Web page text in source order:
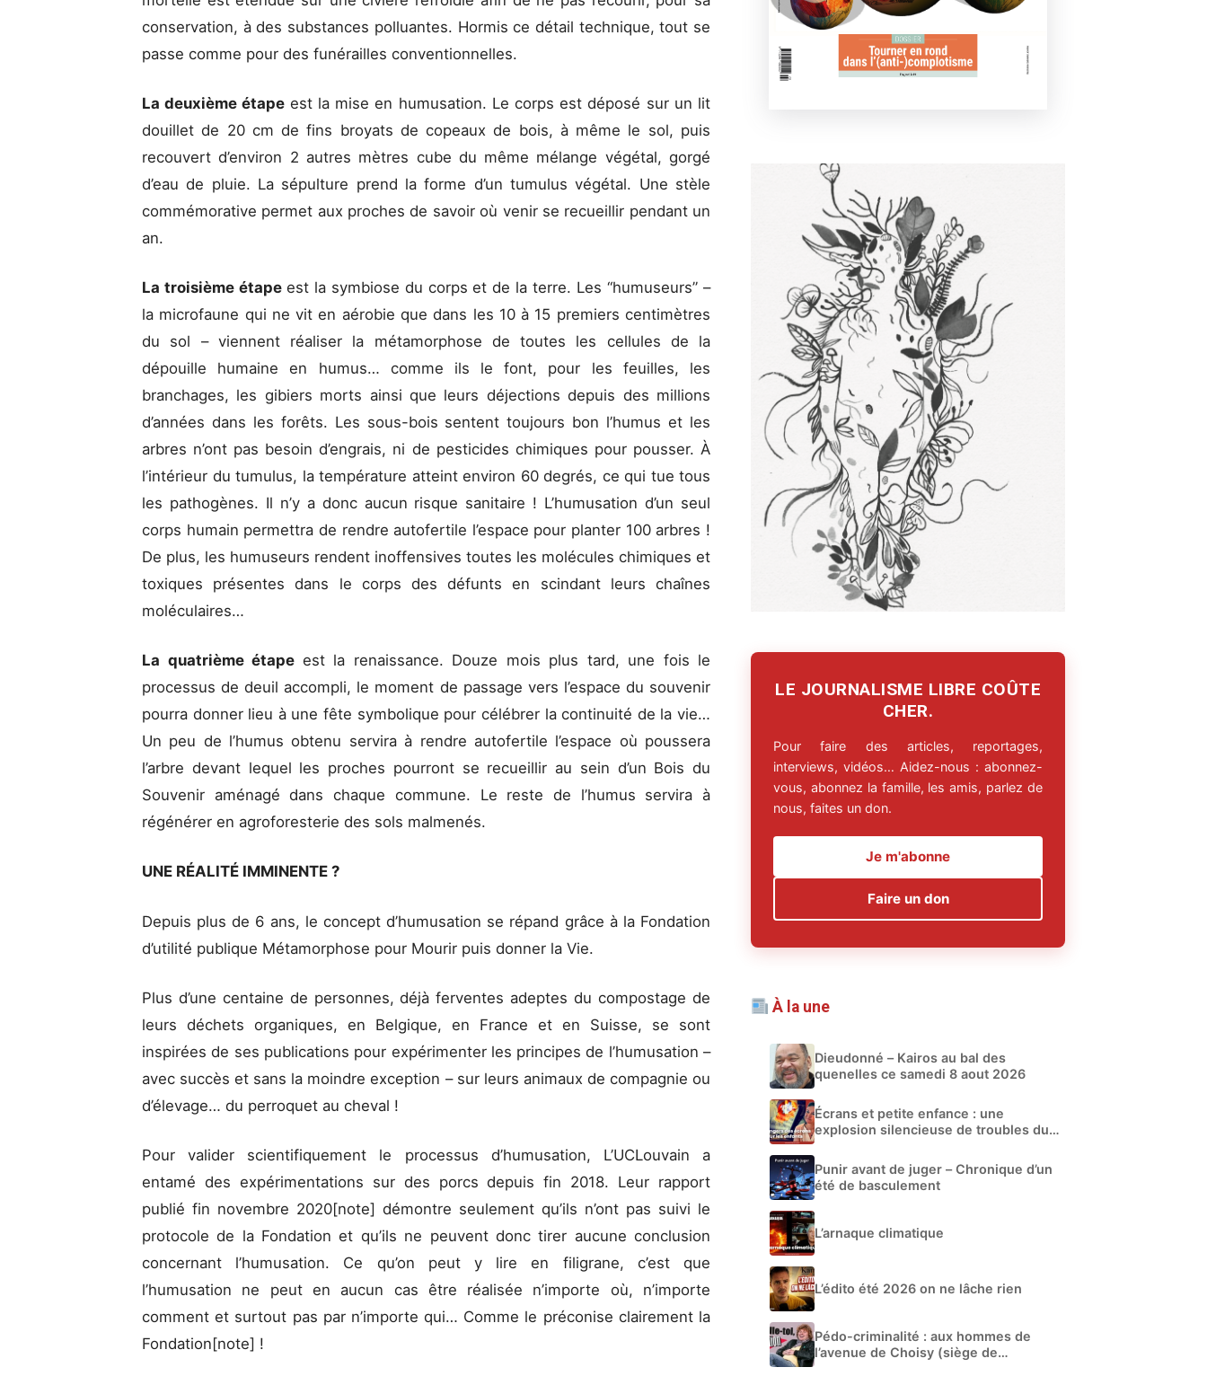
conservation, à des substances polluantes. Hormis ce détail technique, tout se
passe comme pour des funérailles conventionnelles.
La deuxième étape est la mise en humusation. Le corps est déposé sur un lit
douillet de 20 cm de fins broyats de copeaux de bois, à même le sol, puis
recouvert d’environ 2 autres mètres cube du même mélange végétal, gorgé
d’eau de pluie. La sépulture prend la forme d’un tumulus végétal. Une stèle
commémorative permet aux proches de savoir où venir se recueillir pendant un
an.
La troisième étape est la symbiose du corps et de la terre. Les “humuseurs” –
la microfaune qui ne vit en aérobie que dans les 10 à 15 premiers centimètres
du sol – viennent réaliser la métamorphose de toutes les cellules de la
dépouille humaine en humus… comme ils le font, pour les feuilles, les
branchages, les gibiers morts ainsi que leurs déjections depuis des millions
d’années dans les forêts. Les sous-bois sentent toujours bon l’humus et les
arbres n’ont pas besoin d’engrais, ni de pesticides chimiques pour pousser. À
l’intérieur du tumulus, la température atteint environ 60 degrés, ce qui tue tous
les pathogènes. Il n’y a donc aucun risque sanitaire ! L’humusation d’un seul
corps humain permettra de rendre autofertile l’espace pour planter 100 arbres !
De plus, les humuseurs rendent inoffensives toutes les molécules chimiques et
toxiques présentes dans le corps des défunts en scindant leurs chaînes
moléculaires…
La quatrième étape est la renaissance. Douze mois plus tard, une fois le
processus de deuil accompli, le moment de passage vers l’espace du souvenir
pourra donner lieu à une fête symbolique pour célébrer la continuité de la vie…
Un peu de l’humus obtenu servira à rendre autofertile l’espace où poussera
l’arbre devant lequel les proches pourront se recueillir au sein d’un Bois du
Souvenir aménagé dans chaque commune. Le reste de l’humus servira à
régénérer en agroforesterie des sols malmenés.
UNE RÉALITÉ IMMINENTE ?
Depuis plus de 6 ans, le concept d’humusation se répand grâce à la Fondation
d’utilité publique Métamorphose pour Mourir puis donner la Vie.
Plus d’une centaine de personnes, déjà ferventes adeptes du compostage de
leurs déchets organiques, en Belgique, en France et en Suisse, se sont
inspirées de ses publications pour expérimenter les principes de l’humusation –
avec succès et sans la moindre exception – sur leurs animaux de compagnie ou
d’élevage… du perroquet au cheval !
Pour valider scientifiquement le processus d’humusation, L’UCLouvain a
entamé des expérimentations sur des porcs depuis fin 2018. Leur rapport
publié fin novembre 2020[note] démontre seulement qu’ils n’ont pas suivi le
protocole de la Fondation et qu’ils ne peuvent donc tirer aucune conclusion
concernant l’humusation. Ce qu’on peut y lire en filigrane, c’est que
l’humusation ne peut en aucun cas être réalisée n’importe où, n’importe
comment et surtout pas par n’importe qui… Comme le préconise clairement la
Fondation[note] !
LE JOURNALISME LIBRE COÛTE
CHER.
Pour faire des articles, reportages,
interviews, vidéos… Aidez-nous : abonnez-
vous, abonnez la famille, les amis, parlez de
nous, faites un don.
Je m'abonne
Faire un don
À la une
Dieudonné – Kairos au bal des
quenelles ce samedi 8 aout 2026
Écrans et petite enfance : une
explosion silencieuse de troubles du
Punir avant de juger – Chronique d’un
été de basculement
L’arnaque climatique
L’édito été 2026 on ne lâche rien
Pédo-criminalité : aux hommes de
l’avenue de Choisy (siège de